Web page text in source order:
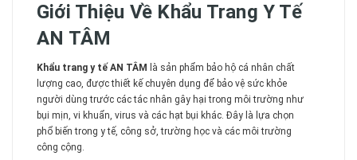
Giới Thiệu Về Khẩu Trang Y Tế
AN TÂM
Khẩu trang y tế AN TÂM
là sản phẩm bảo hộ cá nhân chất
lượng cao, được thiết kế chuyên dụng để bảo vệ sức khỏe
người dùng trước các tác nhân gây hại trong môi trường như
bụi mịn, vi khuẩn, virus và các hạt bụi khác. Đây là lựa chọn
phổ biến trong y tế, công sở, trường học và các môi trường
công cộng.